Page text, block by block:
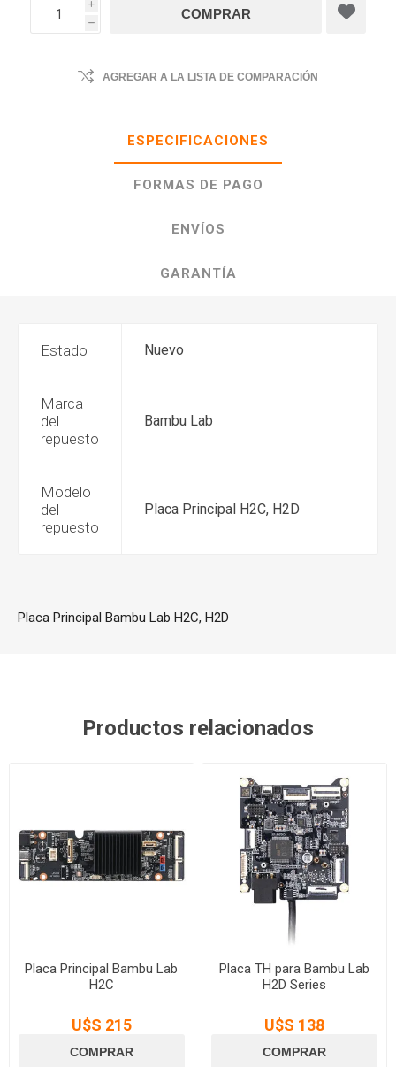
i
h
AGREGAR A LA LISTA DE COMPARACIÓN
ESPECIFICACIONES
FORMAS DE PAGO
ENVÍOS
GARANTÍA
Estado Nuevo
Marca
del
repuesto
Bambu Lab
Modelo
del
repuesto
Placa Principal H2C, H2D
Placa Principal Bambu Lab H2C, H2D
Productos relacionados
Placa Principal Bambu Lab
H2C
U$S 215
Placa TH para Bambu Lab
H2D Series
U$S 138